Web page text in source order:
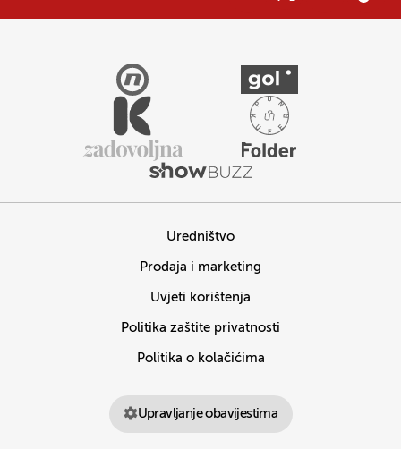
Uredništvo
Prodaja i marketing
Uvjeti korištenja
Politika zaštite privatnosti
Politika o kolačićima
Upravljanje obavijestima